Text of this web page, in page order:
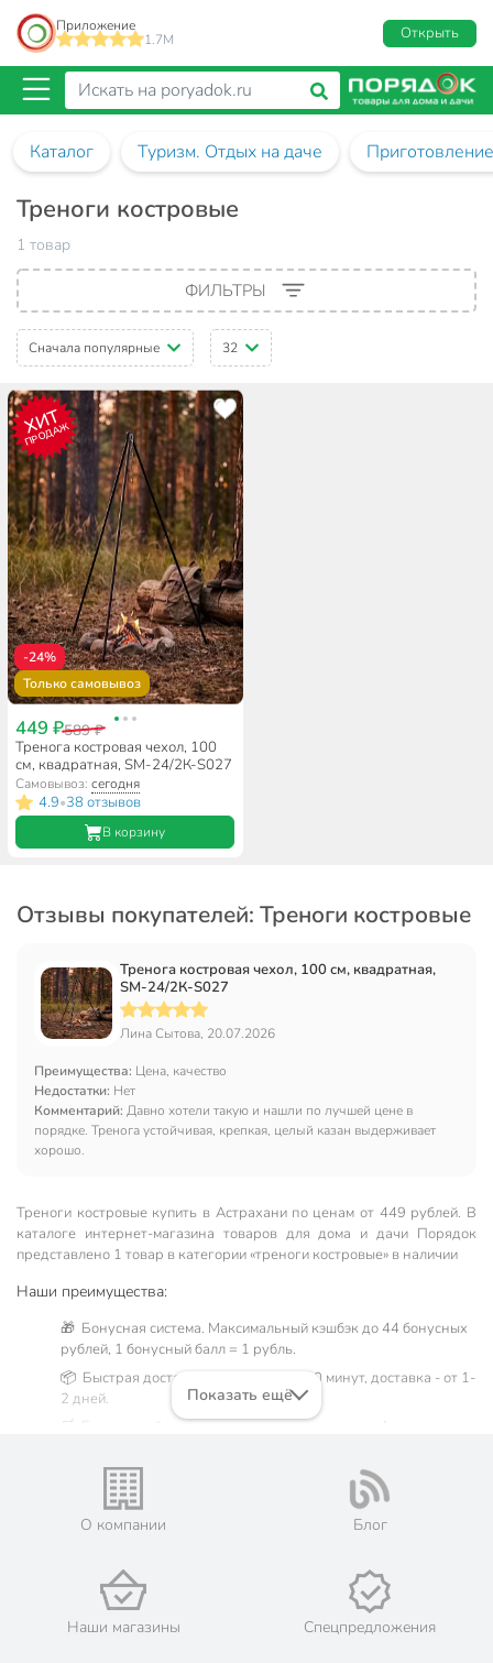
Приложение
1.7M
Открыть
Каталог Туризм. Отдых на даче
Треноги костровые
1 товар
ФИЛЬТРЫ
Сначала популярные 32
ХИТ
ПРОДАЖ
-24%
Только самовывоз
449 ₽589 ₽
Тренога костровая чехол, 100
см, квадратная, SM-24/2К-S027
Самовывоз:сегодня
4.9•38 отзывов
В корзину
Отзывы покупателей: Треноги костровые
Тренога костровая чехол, 100 см, квадратная,
SM-24/2К-S027
Лина Сытова, 20.07.2026
Преимущества: Цена, качество
Недостатки: Нет
Комментарий: Давно хотели такую и нашли по лучшей цене в
порядке. Тренога устойчивая, крепкая, целый казан выдерживает
хорошо.
Треноги костровые купить в Астрахани по ценам от 449 рублей. В
каталоге интернет-магазина товаров для дома и дачи Порядок
представлено 1 товар в категории «треноги костровые» в наличии
Наши преимущества:
🎁 Бонусная система. Максимальный кэшбэк до 44 бонусных
рублей, 1 бонусный балл = 1 рубль.
📦 Быстрая доставка. Самовывоз от 60 минут, доставка - от 1-
2 дней.
🛒 Бесплатный самовывоз из магазинов города Астрахань.
его онлайн на официальном сайте сети магазинов Порядок.
Мы предлагаем бесплатную курьерскую доставку для товара
«треноги костровые» при заказе от 3000 рублей в такие
города, как: Нариманов, Икряное, Камызяк, Красный Яр,
Началово, Чёрный Яр.
💳 Оплата: онлайн на сайте интернет-гипермаркета или
наличными при получении.
Показать ещё
О компании Блог
Наши магазины Спецпредложения